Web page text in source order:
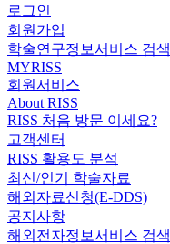
로그인
회원가입
학술연구정보서비스 검색
MYRISS
회원서비스
About RISS
RISS 처음 방문 이세요?
고객센터
RISS 활용도 분석
최신/인기 학술자료
해외자료신청(E-DDS)
공지사항
해외전자정보서비스 검색